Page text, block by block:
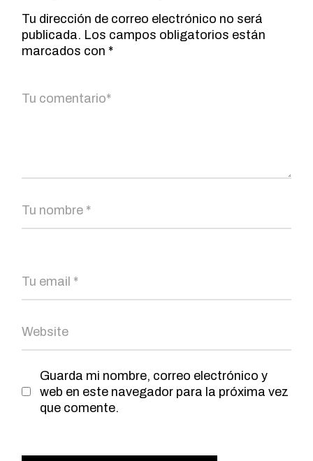
Tu dirección de correo electrónico no será
publicada. Los campos obligatorios están
marcados con *
Guarda mi nombre, correo electrónico y
web en este navegador para la próxima vez
que comente.